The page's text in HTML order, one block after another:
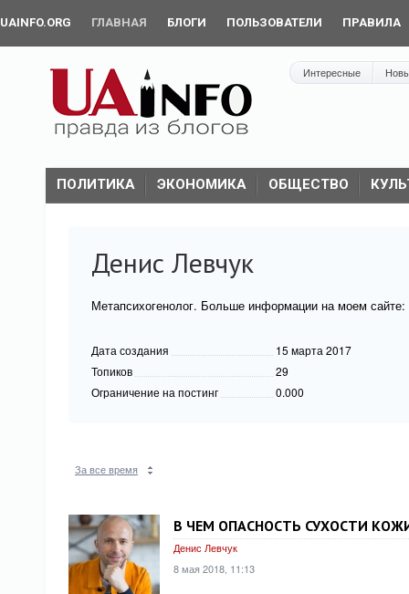
UAINFO.ORG ГЛАВНАЯ БЛОГИ ПОЛЬЗОВАТЕЛИ ПРАВИЛА
Интересные
ПОЛИТИКА ЭКОНОМИКА ОБЩЕСТВО
Денис Левчук
Метапсихогенолог. Больше информации на моем сайте:
Дата создания
15 марта 2017
Топиков
29
Ограничение на постинг
0.000
За все время
В ЧЕМ ОПАСНОСТЬ СУХОСТИ
Денис Левчук
8 мая 2018, 11:13